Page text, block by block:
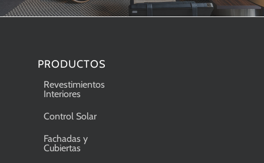
PRODUCTOS
Revestimientos
Interiores
Control Solar
Fachadas y
Cubiertas